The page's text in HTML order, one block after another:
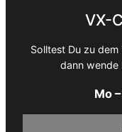
VX-
Solltest Du zu
dann wende
Mo